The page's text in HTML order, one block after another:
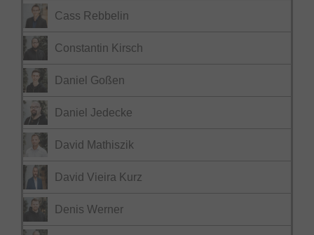
Cass Rebbelin
Constantin Kirsch
Daniel Goßen
Daniel Jedecke
David Mathiszik
David Vieira Kurz
Denis Werner